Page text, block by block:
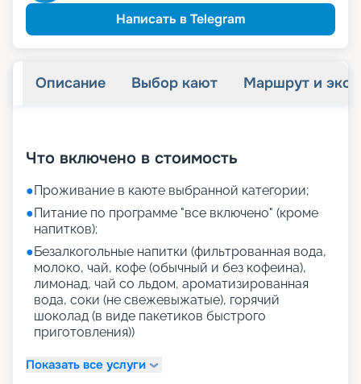
Написать в Telegram
Описание Выбор кают Маршрут и
Что включено в стоимость
●Проживание в каюте выбранной категории;
●Питание по программе "все включено" (кроме
напитков);
●Безалкогольные напитки (фильтрованная вода,
молоко, чай, кофе (обычный и без кофеина),
лимонад, чай со льдом, ароматизированная
вода, соки (не свежевыжатые), горячий
шоколад (в виде пакетиков быстрого
приготовления))
Показать все услуги